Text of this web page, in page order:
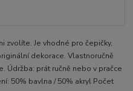
zvolíte. Je vhodné pro čepičky,
dekorace. Vlastnoručně
Údržba: prát ručně nebo v pračce
50% bavlna / 50% akryl Počet